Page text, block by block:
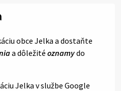
obce Jelka a dostaňte
a dôležité oznamydo